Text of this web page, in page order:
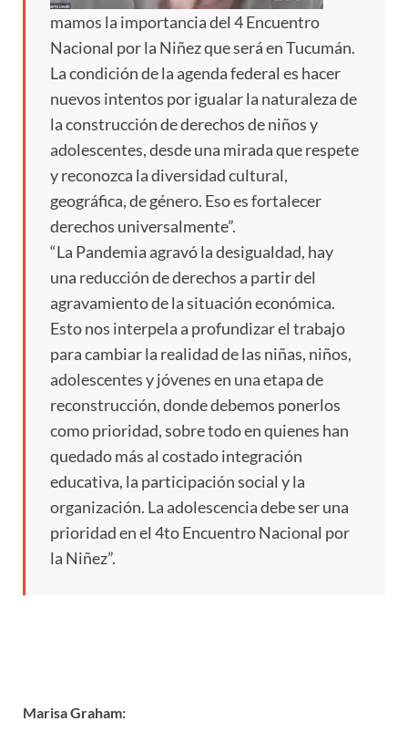
mamos la importancia del 4 Encuentro
Nacional por la Niñez que será en Tucumán.
La condición de la agenda federal es hacer
nuevos intentos por igualar la naturaleza de
la construcción de derechos de niños y
adolescentes, desde una mirada que respete
y reconozca la diversidad cultural,
geográfica, de género. Eso es fortalecer
derechos universalmente”.
“La Pandemia agravó la desigualdad, hay
una reducción de derechos a partir del
agravamiento de la situación económica.
Esto nos interpela a profundizar el trabajo
para cambiar la realidad de las niñas, niños,
adolescentes y jóvenes en una etapa de
reconstrucción, donde debemos ponerlos
como prioridad, sobre todo en quienes han
quedado más al costado integración
educativa, la participación social y la
organización. La adolescencia debe ser una
prioridad en el 4to Encuentro Nacional por
la Niñez”.
Marisa Graham: